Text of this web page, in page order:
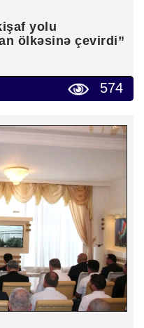
yolu
ölkəsinə çevirdi”
574